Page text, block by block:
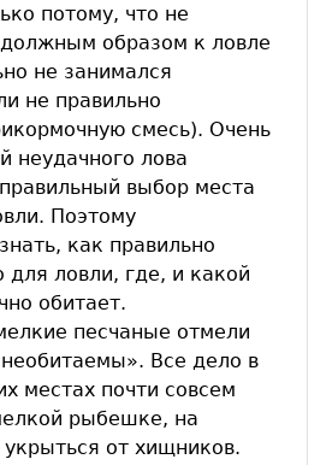
потому, что не
должным образом к ловле
не занимался
не правильно
смесь). Очень
неудачного лова
выбор места
Поэтому
как правильно
для ловли, где, и какой
обитает.
песчаные отмели
Все дело в
местах почти совсем
рыбешке, на
от хищников.